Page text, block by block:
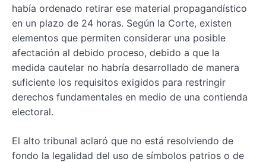
había ordenado retirar ese material propagandístico
en un plazo de 24 horas. Según la Corte, existen
elementos que permiten considerar una posible
afectación al debido proceso, debido a que la
medida cautelar no habría desarrollado de manera
suficiente los requisitos exigidos para restringir
derechos fundamentales en medio de una contienda
electoral.
El alto tribunal aclaró que no está resolviendo de
fondo la legalidad del uso de símbolos patrios o de